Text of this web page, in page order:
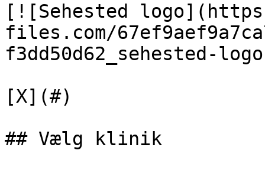
[![Sehested
files.com/
f3dd50d62_sehested-
[X](#)
## Vælg klinik